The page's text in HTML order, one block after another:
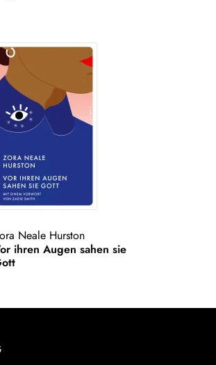
Neale Hurston
ihren Augen sahen sie